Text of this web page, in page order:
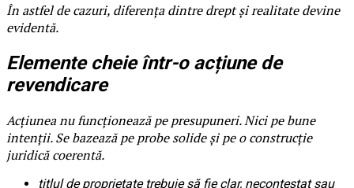
În astfel de cazuri, diferența dintre drept și realitate devine
evidentă.
Elemente cheie într-o acțiune de
revendicare
Acțiunea nu funcționează pe presupuneri. Nici pe bune
intenții. Se bazează pe probe solide și pe o construcție
juridică coerentă.
titlul de proprietate trebuie să fie clar, necontestat sau